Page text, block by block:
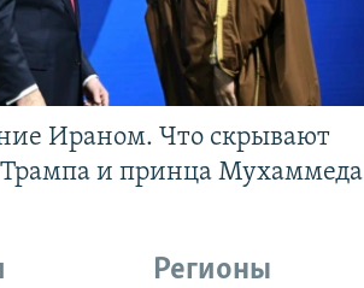
Ираном. Что скрывают
и принца Мухаммеда
Регионы